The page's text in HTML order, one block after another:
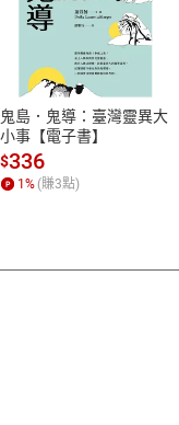
、AFTEE
本
之
除
質
照
鬼島．鬼導：臺灣靈異大
小事【電子書】
$336
1 % (賺3點)